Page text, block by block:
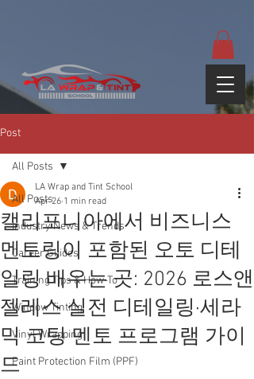
Post
All Posts
Industry News & Trends
Career Guides
Training Tips & How-To
Window Tinting
Vinyl Wrapping
Paint Protection Film (PPF)
All Posts
캘리포니아에서 비즈니스
멘토링이 포함된 오토 디테
일링 배우는 곳: 2026 로스앤
젤레스 실전 디테일링·세라
믹 코팅 멘토 프로그램 가이
드
LA Wrap and Tint School
Apr 26 1 min read